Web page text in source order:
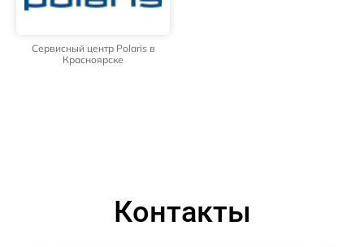
Сервисный центр Polaris в
Красноярске
Контакты